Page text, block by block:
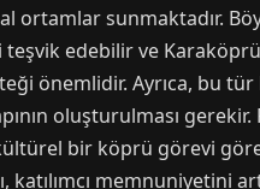
ortamlar sunmaktadır.
edebilir ve
önemlidir. Ayrıca, bu
oluşturulması
bir köprü görevi
katılımcı memnuniyetini